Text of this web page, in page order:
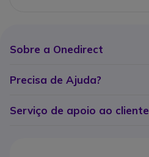
Sobre a Onedirect
Precisa de Ajuda?
Serviço de apoio ao cliente